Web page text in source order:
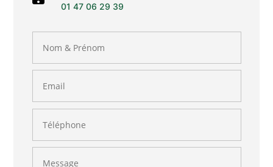
01 47 06 29 39